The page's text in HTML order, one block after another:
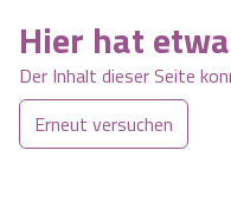
Hier hat
Der Inhalt dieser Seite
Erneut versuchen